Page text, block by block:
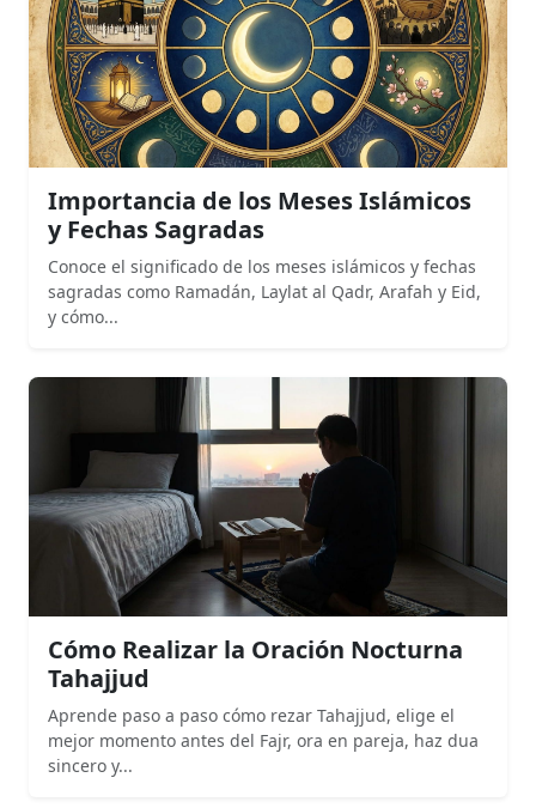
Importancia de los Meses Islámicos
y Fechas Sagradas
Conoce el significado de los meses islámicos y fechas
sagradas como Ramadán, Laylat al Qadr, Arafah y Eid,
y cómo...
Cómo Realizar la Oración Nocturna
Tahajjud
Aprende paso a paso cómo rezar Tahajjud, elige el
mejor momento antes del Fajr, ora en pareja, haz dua
sincero y...